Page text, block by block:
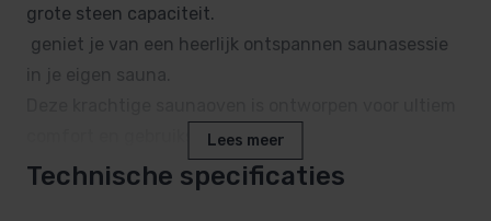
grote steen capaciteit.
geniet je van een heerlijk ontspannen saunasessie
in je eigen sauna.
comfort en gebruiksgemak.
Lees meer
Technische specificaties